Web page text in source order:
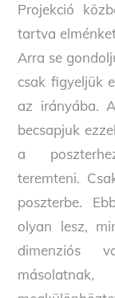
Projekció
tartva
Arra se
csak figyeljük
az irányába.
becsapjuk
a
teremteni.
poszterbe.
olyan lesz,
dimenziós